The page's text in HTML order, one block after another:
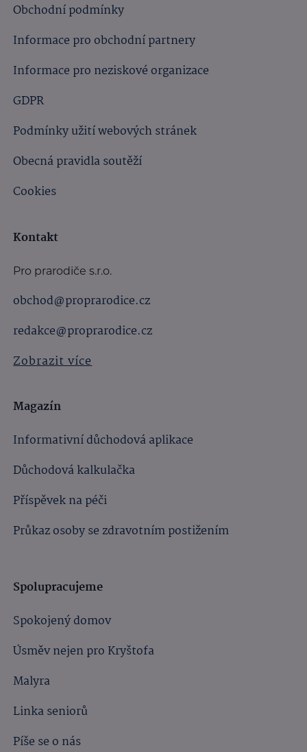
Obchodní podmínky
Informace pro obchodní partnery
Informace pro neziskové organizace
GDPR
Podmínky užití webových stránek
Obecná pravidla soutěží
Cookies
Kontakt
Pro prarodiče s.r.o.
obchod@proprarodice.cz
redakce@proprarodice.cz
Zobrazit více
Magazín
Informativní důchodová aplikace
Důchodová kalkulačka
Příspěvek na péči
Průkaz osoby se zdravotním postižením
Spolupracujeme
Spokojený domov
Úsměv nejen pro Kryštofa
Malyra
Linka seniorů
Píše se o nás